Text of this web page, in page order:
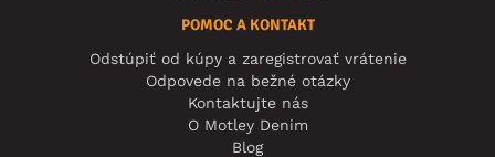
POMOC A KONTAKT
Odstúpiť od kúpy a zaregistrovať vrátenie
Odpovede na bežné otázky
Kontaktujte nás
O Motley Denim
Blog